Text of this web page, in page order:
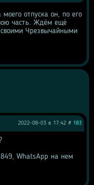
отпуска он, по его
часть. Ждём ещё
Чрезвычайными
2022-08-03 в 17:42 # 183
WhatsApp на нем